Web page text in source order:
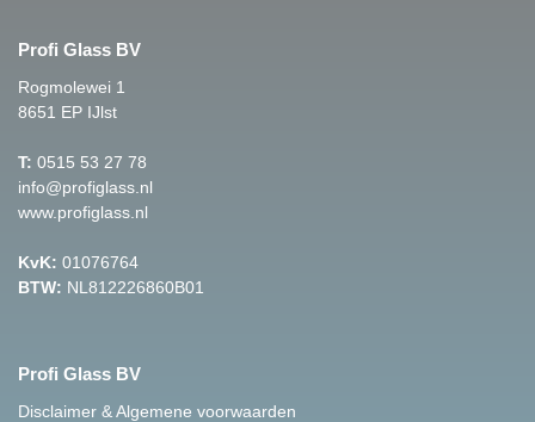
Profi Glass BV
Rogmolewei 1
8651 EP IJlst
T: 0515 53 27 78
info@profiglass.nl
www.profiglass.nl
KvK: 01076764
BTW: NL812226860B01
Profi Glass BV
Disclaimer & Algemene voorwaarden